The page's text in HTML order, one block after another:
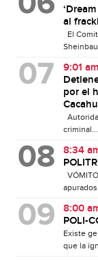
al
El
9:01 am
por el
criminal...
8:34
8:00
POLI-
Existe
que la